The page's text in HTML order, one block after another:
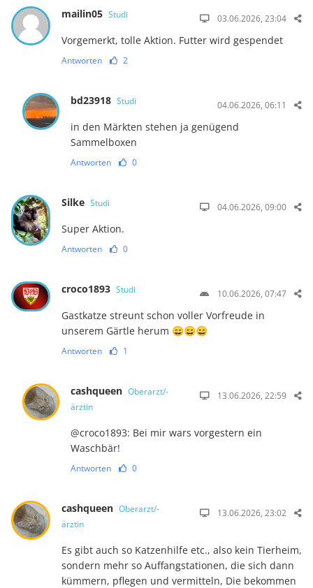
mailin05 Studi 03.06.2026, 23:04
Vorgemerkt, tolle Aktion. Futter wird gespendet
Antworten 2
bd23918 Studi 04.06.2026, 06:11
in den Märkten stehen ja genügend
Sammelboxen
Antworten 0
Silke Studi 04.06.2026, 09:00
Super Aktion.
Antworten 0
croco1893 Studi 10.06.2026, 07:47
Gastkatze streunt schon voller Vorfreude in
unserem Gärtle herum 😄😄😄
Antworten 1
cashqueen Oberarzt/-
ärztin
13.06.2026, 22:59
@croco1893: Bei mir wars vorgestern ein
Waschbär!
Antworten 0
cashqueen Oberarzt/-
ärztin
13.06.2026, 23:02
Es gibt auch so Katzenhilfe etc., also kein Tierheim,
sondern mehr so Auffangstationen, die sich dann
kümmern, pflegen und vermitteln, Die bekommen